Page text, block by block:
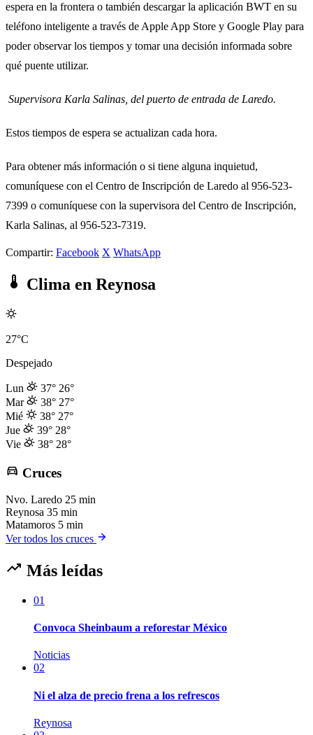
espera en la frontera o también descargar la aplicación BWT en su
teléfono inteligente a través de Apple App Store y Google Play para
poder observar los tiempos y tomar una decisión informada sobre
qué puente utilizar.
Supervisora Karla Salinas, del puerto de entrada de Laredo.
Estos tiempos de espera se actualizan cada hora.
Para obtener más información o si tiene alguna inquietud,
comuníquese con el Centro de Inscripción de Laredo al 956-523-
7399 o comuníquese con la supervisora del Centro de Inscripción,
Karla Salinas, al 956-523-7319.
Compartir: Facebook X WhatsApp
Clima en Reynosa
27°C
Despejado
Lun 37° 26°
Mar
38° 27°
Mié
38° 27°
Jue
39° 28°
Vie
38° 28°
Cruces
Nvo. Laredo 25 min
Reynosa 35 min
Matamoros 5 min
Ver todos los cruces
Más leídas
01
Convoca Sheinbaum a reforestar México
Noticias
02
Ni el alza de precio frena a los refrescos
Reynosa